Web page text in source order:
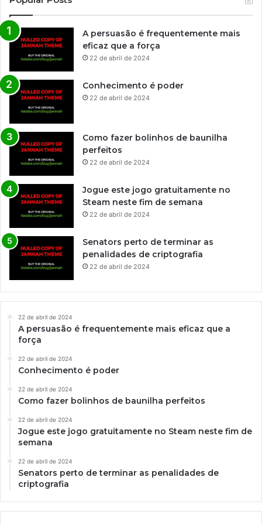
A persuasão é frequentemente mais
eficaz que a força
22 de abril de 2024
Conhecimento é poder
22 de abril de 2024
Como fazer bolinhos de baunilha
perfeitos
22 de abril de 2024
Jogue este jogo gratuitamente no
Steam neste fim de semana
22 de abril de 2024
Senators perto de terminar as
penalidades de criptografia
22 de abril de 2024
22 de abril de 2024
A persuasão é frequentemente mais eficaz que a
força
22 de abril de 2024
Conhecimento é poder
22 de abril de 2024
Como fazer bolinhos de baunilha perfeitos
22 de abril de 2024
Jogue este jogo gratuitamente no Steam neste fim de
semana
22 de abril de 2024
Senators perto de terminar as penalidades de
criptografia